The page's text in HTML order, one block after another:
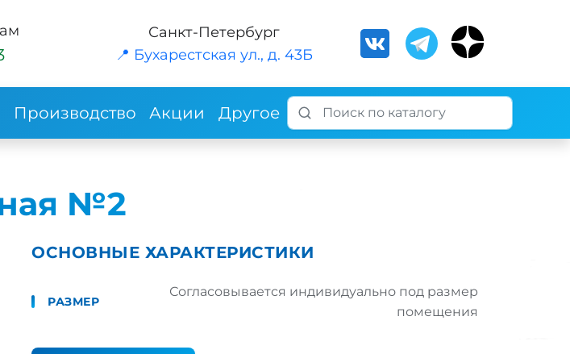
Санкт-Петербург
📍 Бухарестская ул., д. 43Б
Производство Акции Другое
№2
ОСНОВНЫЕ ХАРАКТЕРИСТИКИ
РАЗМЕР
Согласовывается индивидуально под размер
помещения